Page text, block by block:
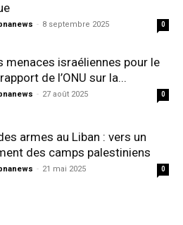
- 8 septembre 2025 0
menaces israéliennes pour le
de l’ONU sur la...
- 27 août 2025 0
armes au Liban : vers un
des camps palestiniens
- 21 mai 2025 0